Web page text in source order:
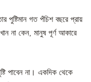
পুষ্টিমান গত পঁচিশ বছরে প্রায়
না কেন, মানুষ পূর্ণ আকারে
পাবেন না। একদিক থেকে